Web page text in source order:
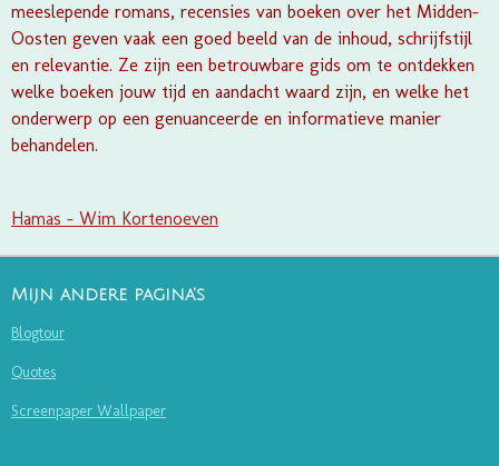
meeslepende romans, recensies van boeken over het Midden-
Oosten geven vaak een goed beeld van de inhoud, schrijfstijl
en relevantie. Ze zijn een betrouwbare gids om te ontdekken
welke boeken jouw tijd en aandacht waard zijn, en welke het
onderwerp op een genuanceerde en informatieve manier
behandelen.
Hamas - Wim Kortenoeven
Mijn andere pagina's
Blogtour
Quotes
Screenpaper Wallpaper